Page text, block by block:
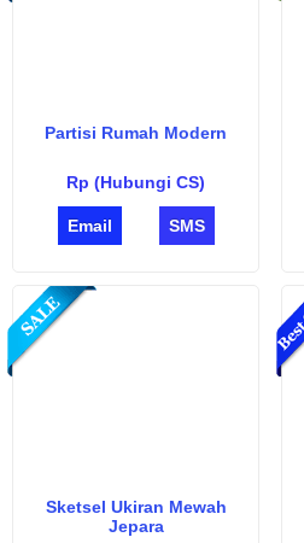
Partisi Rumah Modern
Rp (Hubungi CS)
Email SMS
Sketsel Ukiran Mewah
Jepara